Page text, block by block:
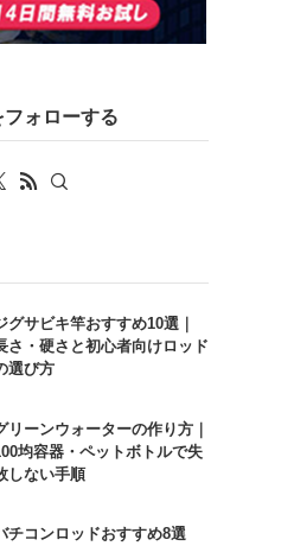
ォローする
グサビキ竿おすすめ10選｜
さ・硬さと初心者向けロッド
選び方
リーンウォーターの作り方｜
均容器・ペットボトルで失
しない手順
チコンロッドおすすめ8選